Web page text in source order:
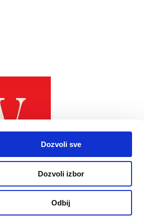
Dozvoli sve
Dozvoli izbor
Odbij